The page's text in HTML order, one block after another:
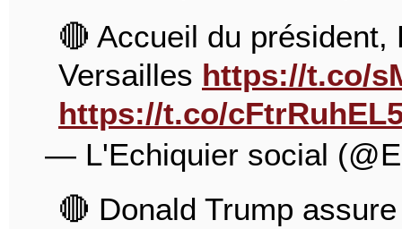
🔴 Accueil du président,
Versailles https://t.co/
https://t.co/
— L'Echiquier social
🔴 Donald Trump